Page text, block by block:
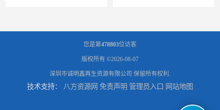
您是第478803位访客
版权所有 ©2026-08-07
深圳市诚明鑫再生资源有限公司 保留所有权利.
技术支持： 八方资源网 免责声明 管理员入口 网站地图